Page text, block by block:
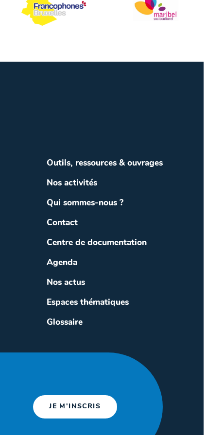
Outils, ressources & ouvrages
Nos activités
Qui sommes-nous ?
Contact
Centre de documentation
Agenda
Nos actus
Espaces thématiques
Glossaire
JE M'INSCRIS